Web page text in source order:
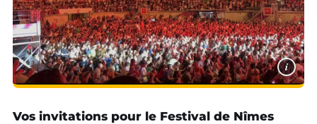
i
Vos invitations pour le Festival de Nîmes